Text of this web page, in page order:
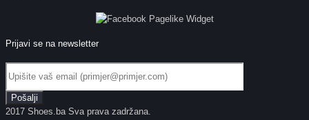
Prijavi se na newsletter
2017 Shoes.ba Sva prava zadržana.